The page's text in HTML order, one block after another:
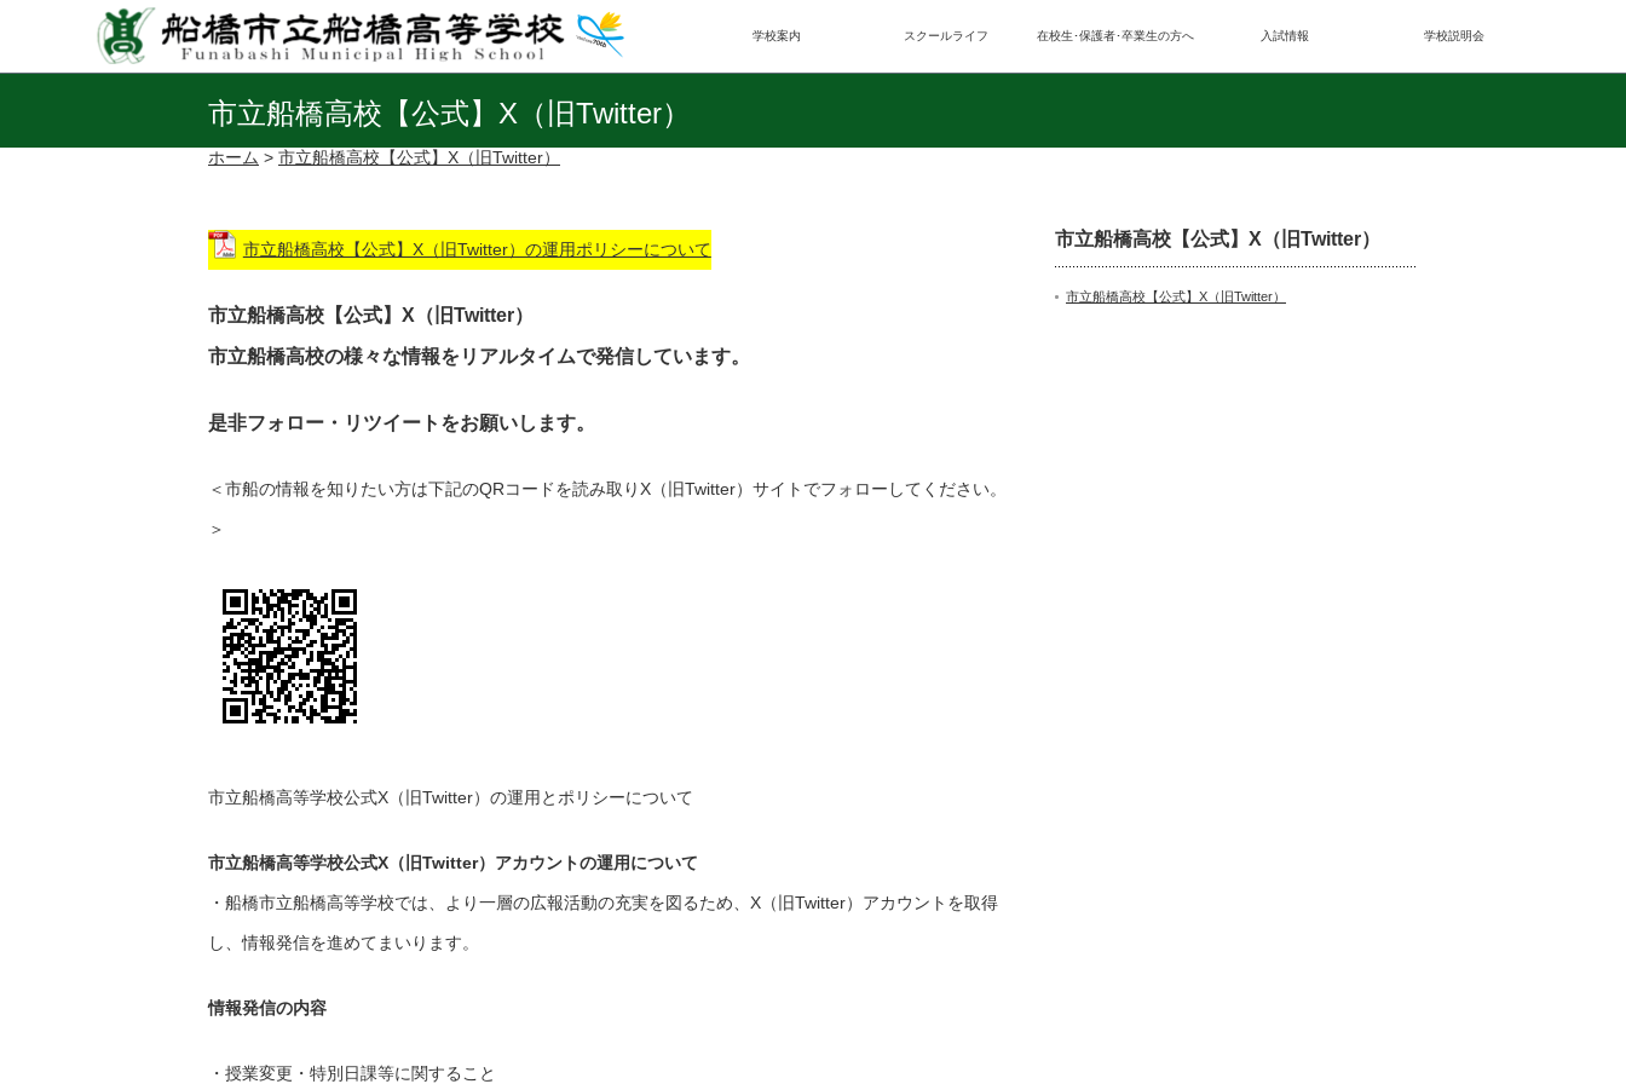
学校案内 スクールライフ 在校生･保護者･卒業生の方へ 入試情報 学校説明会
市立船橋高校【公式】X（旧Twitter）
ホーム > 市立船橋高校【公式】X（旧Twitter）
市立船橋高校【公式】X（旧Twitter）の運用ポリシーについて
市立船橋高校【公式】X（旧Twitter）
市立船橋高校の様々な情報をリアルタイムで発信しています。
是非フォロー・リツイートをお願いします。
＜市船の情報を知りたい方は下記のQRコードを読み取りX（旧Twitter）サイトでフォローしてください。
＞
市立船橋高等学校公式X（旧Twitter）の運用とポリシーについて
市立船橋高等学校公式X（旧Twitter）アカウントの運用について
・船橋市立船橋高等学校では、より一層の広報活動の充実を図るため、X（旧Twitter）アカウントを取得
し、情報発信を進めてまいります。
情報発信の内容
・授業変更・特別日課等に関すること
市立船橋高校【公式】X（旧Twitter）
市立船橋高校【公式】X（旧Twitter）